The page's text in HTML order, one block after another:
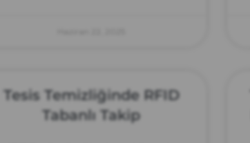
Tesis Temizliğinde RFID
Tabanlı Takip